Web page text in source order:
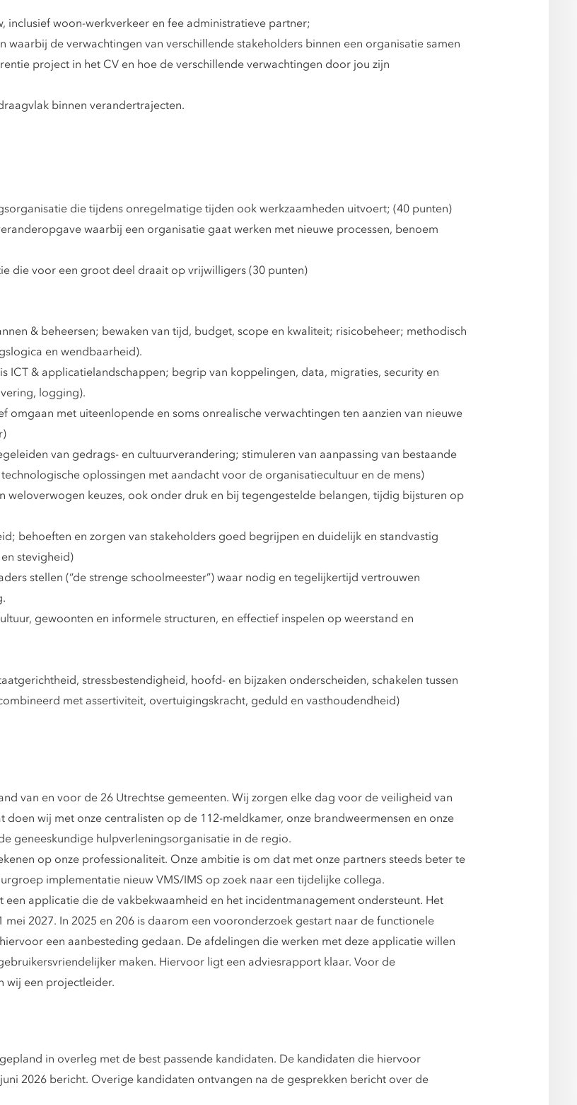
inclusief woon-werkverkeer en fee administratieve partner;
de verwachtingen van verschillende stakeholders binnen een organisatie samen
project in het CV en hoe de verschillende verwachtingen door jou zijn
binnen verandertrajecten.
die tijdens onregelmatige tijden ook werkzaamheden uitvoert; (40 punten)
waarbij een organisatie gaat werken met nieuwe processen, benoem
die voor een groot deel draait op vrijwilligers (30 punten)
& beheersen; bewaken van tijd, budget, scope en kwaliteit; risicobeheer; methodisch
en wendbaarheid).
ICT & applicatielandschappen; begrip van koppelingen, data, migraties, security en
logging).
omgaan met uiteenlopende en soms onrealische verwachtingen ten aanzien van nieuwe
van gedrags- en cultuurverandering; stimuleren van aanpassing van bestaande
oplossingen met aandacht voor de organisatiecultuur en de mens)
weloverwogen keuzes, ook onder druk en bij tegengestelde belangen, tijdig bijsturen op
behoeften en zorgen van stakeholders goed begrijpen en duidelijk en standvastig
stevigheid)
stellen (“de strenge schoolmeester”) waar nodig en tegelijkertijd vertrouwen
gewoonten en informele structuren, en effectief inspelen op weerstand en
stressbestendigheid, hoofd- en bijzaken onderscheiden, schakelen tussen
met assertiviteit, overtuigingskracht, geduld en vasthoudendheid)
van en voor de 26 Utrechtse gemeenten. Wij zorgen elke dag voor de veiligheid van
wij met onze centralisten op de 112-meldkamer, onze brandweermensen en onze
geneeskundige hulpverleningsorganisatie in de regio.
op onze professionaliteit. Onze ambitie is om dat met onze partners steeds beter te
implementatie nieuw VMS/IMS op zoek naar een tijdelijke collega.
een applicatie die de vakbekwaamheid en het incidentmanagement ondersteunt. Het
2027. In 2025 en 206 is daarom een vooronderzoek gestart naar de functionele
een aanbesteding gedaan. De afdelingen die werken met deze applicatie willen
maken. Hiervoor ligt een adviesrapport klaar. Voor de
wij een projectleider.
in overleg met de best passende kandidaten. De kandidaten die hiervoor
2026 bericht. Overige kandidaten ontvangen na de gesprekken bericht over de